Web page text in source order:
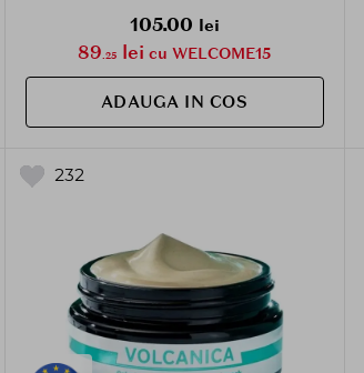
105.00 lei
89.25 lei cu WELCOME15
ADAUGA IN COS
232